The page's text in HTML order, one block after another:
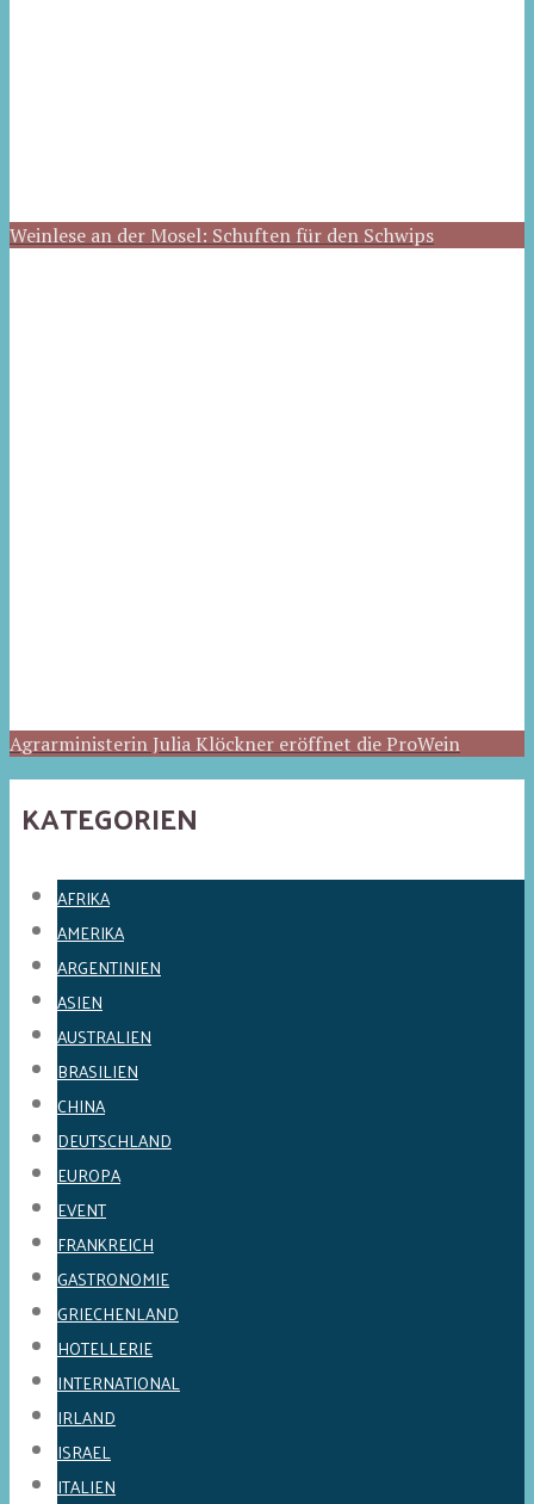
Weinlese an der Mosel: Schuften für den Schwips
Agrarministerin Julia Klöckner eröffnet die ProWein
KATEGORIEN
AFRIKA
AMERIKA
ARGENTINIEN
ASIEN
AUSTRALIEN
BRASILIEN
CHINA
DEUTSCHLAND
EUROPA
EVENT
FRANKREICH
GASTRONOMIE
GRIECHENLAND
HOTELLERIE
INTERNATIONAL
IRLAND
ISRAEL
ITALIEN